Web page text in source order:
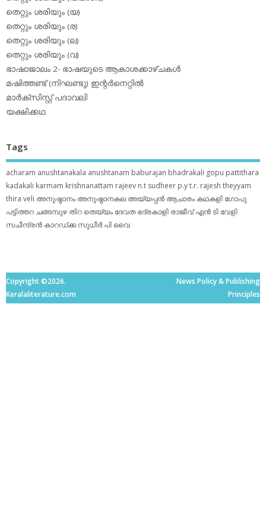
തെറ്റും ശരിയും (യ)
തെറ്റും ശരിയും (ര)
തെറ്റും ശരിയും (ല)
തെറ്റും ശരിയും (വ)
ഭാഷാജാലം 2- ഭാഷയുടെ ആകാശക്കാഴ്ചകള്‍
മഷിത്തണ്ട് (നിഘണ്ടു) ഇന്റര്‍നെറ്റില്‍
മാര്‍ക്‌സിസ്റ്റ് പദാവലി
യക്ഷിക്കഥ
Tags
acharam anushtanakala anushtanam baburajan bhadrakali gopu pattithara
kadakali karmam krishnanattam rajeev n.t sudheer p.yt.r. rajesh theyyam
thira veli അനുഷ്ഠാനം അനുഷ്ഠാനകല അയ്യപ്പന്‍ ആചാരം കഥകളി ഗോപു
പട്ടിത്തറ ചങ്ങമ്പുഴ തിറ തെയ്യം ദേവത ഭദ്രകാളി രാജീവ് എൻ ടി വേളി
സചീന്ദ്രന്‍ കാറഡ്ക്ക സുധീര്‍ പി വൈ
Copyright ©2026.
Keralaliterature.com
News Policy & Publishing
Principles